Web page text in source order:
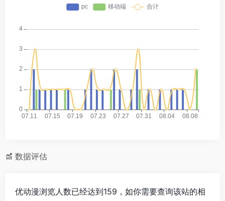
数据评估
优动漫浏览人数已经达到159，如你需要查询该站的相